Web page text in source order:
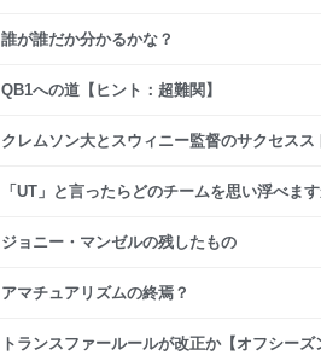
誰が誰だか分かるかな？
QB1への道【ヒント：超難関】
クレムソン大とスウィニー監督のサクセスス
「UT」と言ったらどのチームを思い浮べます
ジョニー・マンゼルの残したもの
アマチュアリズムの終焉？
トランスファールールが改正か【オフシーズ